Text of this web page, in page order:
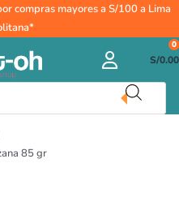
compras mayores a S/100 a Lima
S/0.00
0
85 gr